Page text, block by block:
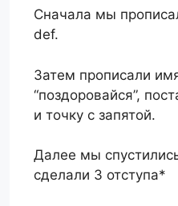
Сначала мы
def.
Затем прописали
“поздоровайся”,
и точку с запятой.
Далее мы
сделали 3 отступа*